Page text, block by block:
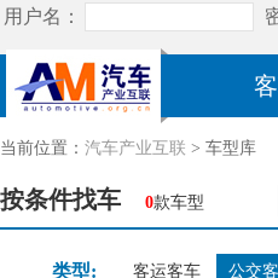
当前位置： 汽车产业互联 > 车型库
按条件找车 0款车型
类型: 客运客车 公交